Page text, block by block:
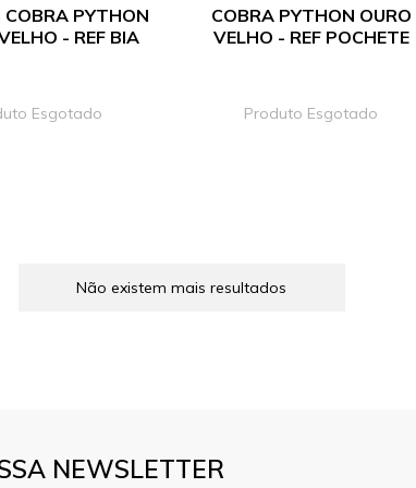
COBRA PYTHON
- REF BIA
Esgotado
COBRA PYTHON OURO
VELHO - REF POCHETE
Produto Esgotado
Não existem mais resultados
NEWSLETTER